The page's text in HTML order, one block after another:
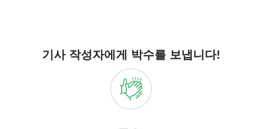
기사 작성자에게 박수를 보냅니다!